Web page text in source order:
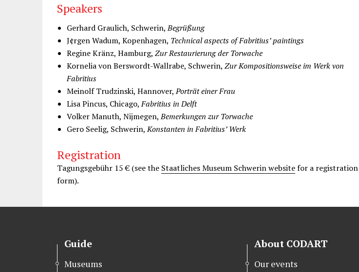
Speakers
Gerhard Graulich, Schwerin,Begrüßung
J¢rgen Wadum, Kopenhagen, Technical aspects of Fabritius’ paintings
Regine Kränz, Hamburg, Zur Restaurierung der Torwache
Kornelia von Berswordt-Wallrabe, Schwerin, Zur Kompositionsweise im Werk von
Fabritius
Meinolf Trudzinski, Hannover,Porträt einer Frau
Lisa Pincus, Chicago,Fabritius in Delft
Volker Manuth, Nijmegen,Bemerkungen zur Torwache
Gero Seelig, Schwerin,Konstanten in Fabritius’ Werk
Registration
Tagungsgebühr 15 € (see the Staatliches Museum Schwerin websitefor a registration
form).
Guide
Museums
About CODART
Our events